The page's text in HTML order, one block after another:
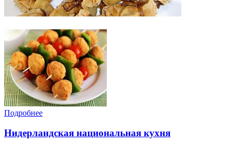
Подробнее
Нидерландская национальная кухня